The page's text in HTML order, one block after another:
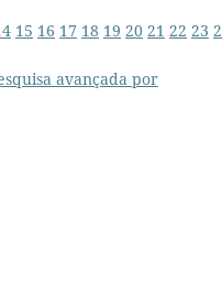
15 16 17 18 19 20 21 22 23
avançada por